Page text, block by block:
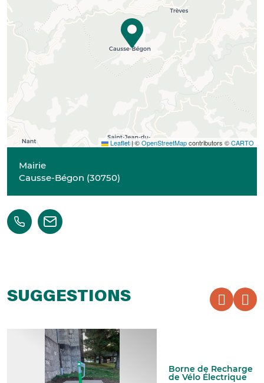
Leaflet |©OpenStreetMapcontributors ©CARTO
Mairie
Causse-Bégon (30750)
SUGGESTIONS
Borne de Recharge
de Vélo Électrique